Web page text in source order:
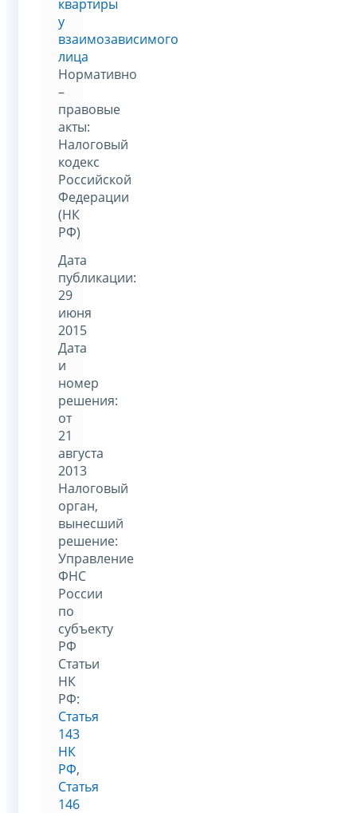
квартиры
у
взаимозависимого
лица
Нормативно
–
правовые
акты:
Налоговый
кодекс
Российской
Федерации
(НК
РФ)
Дата
публикации:
29
июня
2015
Дата
и
номер
решения:
от
21
августа
2013
Налоговый
орган,
вынесший
решение:
Управление
ФНС
России
по
субъекту
РФ
Статьи
НК
РФ:
Статья
143
НК
РФ,
Статья
146